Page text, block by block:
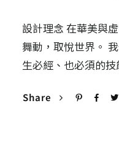
設計理念 在華美與
舞動，取悅世界。
生必經、也必須的
Share